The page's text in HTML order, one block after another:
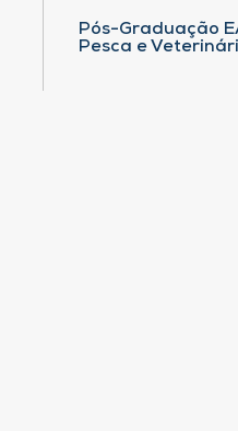
Pós-Graduação
Pesca e